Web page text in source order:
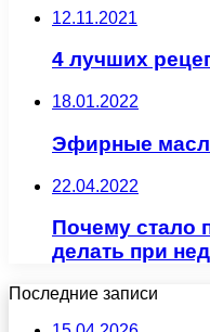
12.11.2021
4 лучших
18.01.2022
Эфирные
22.04.2022
Почему стало
делать при
Последние записи